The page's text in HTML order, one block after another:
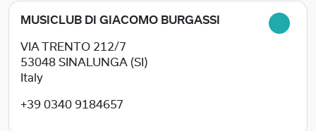
MUSICLUB DI GIACOMO BURGASSI
VIA TRENTO 212/7
53048 SINALUNGA (SI)
Italy
+39 0340 9184657